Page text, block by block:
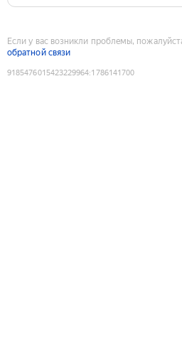
Если у вас возникли проблемы,
обратной связи
9185476015423229964:1786141700